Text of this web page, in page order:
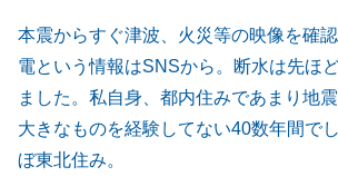
本震からすぐ津波、火災等の映像を確
電という情報はSNSから。断水は先ほ
ました。私自身、都内住みであまり地
大きなものを経験してない40数年間で
ぼ東北住み。